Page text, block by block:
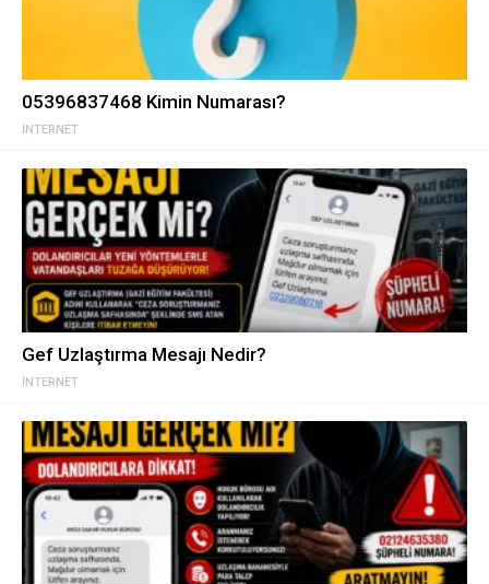
İNTERNET
05396837468 Kimin Numarası?
İNTERNET
Gef Uzlaştırma Mesajı Nedir?